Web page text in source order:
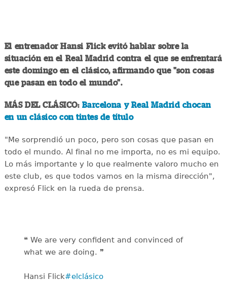
El entrenador Hansi Flick evitó hablar sobre la
situación en el Real Madrid contra el que se enfrentará
este domingo en el clásico, afirmando que "son cosas
que pasan en todo el mundo".
MÁS DEL CLÁSICO: Barcelona y Real Madrid chocan
en un clásico con tintes de título
"Me sorprendió un poco, pero son cosas que pasan en
todo el mundo. Al final no me importa, no es mi equipo.
Lo más importante y lo que realmente valoro mucho en
este club, es que todos vamos en la misma dirección",
expresó Flick en la rueda de prensa.
❝ We are very confident and convinced of
what we are doing. ❞
Hansi Flick#elclásico